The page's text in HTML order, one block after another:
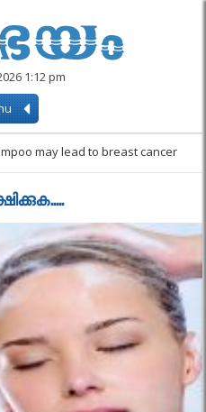
1:12 pm
may lead to breast cancer